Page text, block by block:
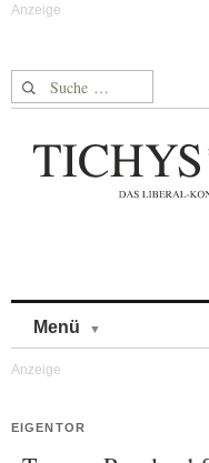
Suche nach:
Menü
EIGENTOR